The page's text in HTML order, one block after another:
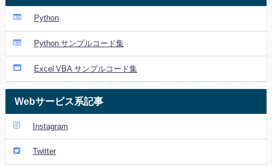
Python
Python サンプルコード集
Excel VBA サンプルコード集
Webサービス系記事
Instagram
Twitter